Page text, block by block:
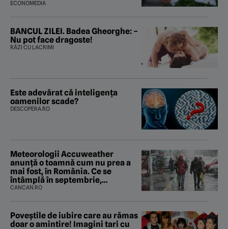
ECONOMEDIA
BANCUL ZILEI. Badea Gheorghe: –
Nu pot face dragoste!
RÂZI CU LACRIMI
Este adevărat că inteligența
oamenilor scade?
DESCOPERA.RO
Meteorologii Accuweather
anunță o toamnă cum nu prea a
mai fost, în România. Ce se
întâmplă în septembrie,
octombrie și noiembrie 2026, în
CANCAN.RO
Poveştile de iubire care au rămas
doar o amintire! Imagini tari cu